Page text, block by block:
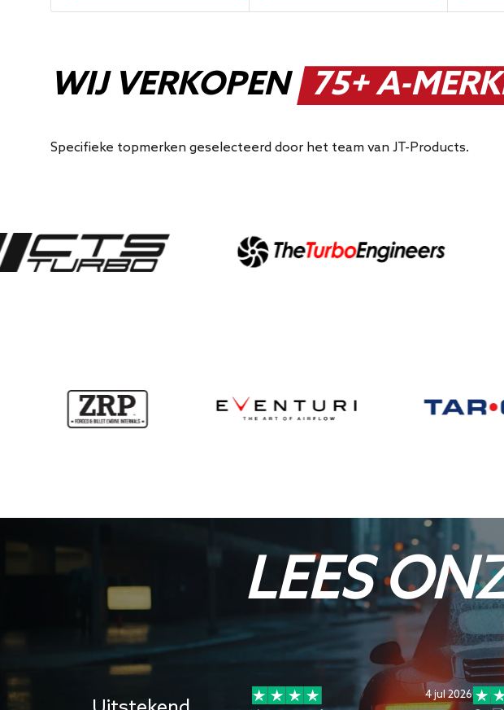
WIJ VERKOPEN75+ A-
Specifieke topmerken geselecteerd door het team van JT-Products.
LEES
4 jul 2026